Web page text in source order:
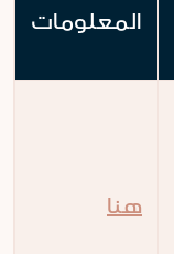
المعلومات
هنا